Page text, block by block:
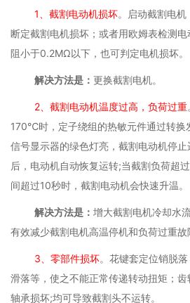
1、截割电动机损坏。启动截割电
断定截割电机损坏；或者用欧姆表检测
阻小于0.2MΩ以下，也可判定电机损坏。
解决方法是： 更换截割电机。
2、截割电动机温度过高，负荷过重
170℃时，定子绕组的热敏元件通过转换
信号显示器的绿色灯亮，截割电动机停
后，电动机自动恢复运转;当截割负荷超
间超过10秒时，截割电动机会快速升温。
解决方法是： 增大截割电机冷却水
有效减少截割电机高温停机和负荷过重故
3、零部件损坏。花键套定位销脱
滑落等，使之不能正常传递转动扭矩；
轴承损坏;均可导致截割头不运转。